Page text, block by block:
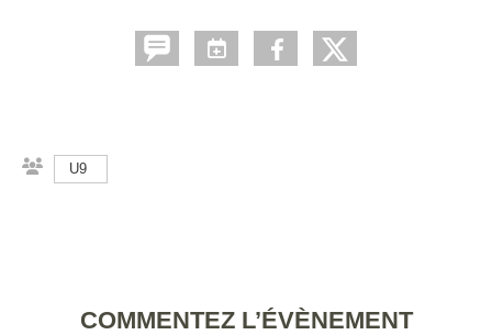
U9
COMMENTEZ L’ÉVÈNEMENT